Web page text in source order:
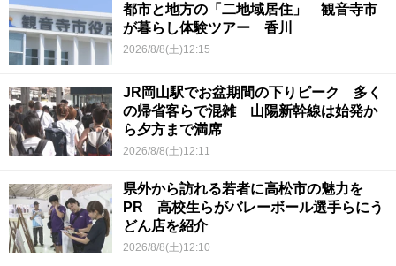
都市と地方の「二地域居住」 観音寺市
が暮らし体験ツアー 香川
2026/8/8(土)12:15
JR岡山駅でお盆期間の下りピーク 多く
の帰省客らで混雑 山陽新幹線は始発か
ら夕方まで満席
2026/8/8(土)12:11
県外から訪れる若者に高松市の魅力を
PR 高校生らがバレーボール選手らにう
どん店を紹介
2026/8/8(土)12:10